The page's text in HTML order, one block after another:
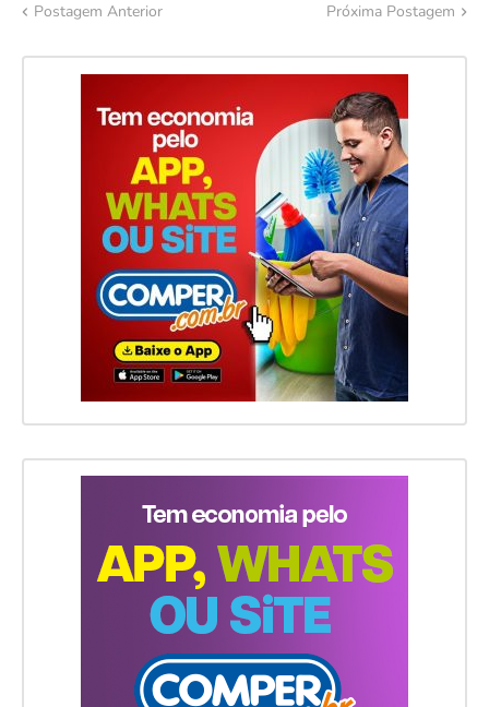
Postagem Anterior Próxima Postagem